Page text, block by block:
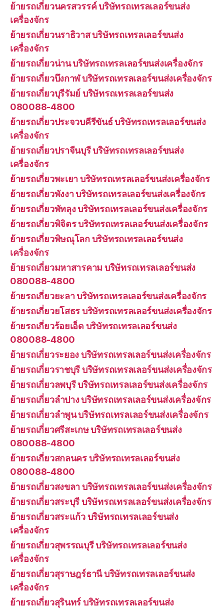
ย้ายรถเกี่ยวนครสวรรค์ บริษัทรถเทรลเลอร์ขนส่ง
เครื่องจักร
ย้ายรถเกี่ยวนราธิวาส บริษัทรถเทรลเลอร์ขนส่ง
เครื่องจักร
ย้ายรถเกี่ยวน่าน บริษัทรถเทรลเลอร์ขนส่งเครื่องจักร
ย้ายรถเกี่ยวบึงกาฬ บริษัทรถเทรลเลอร์ขนส่งเครื่องจักร
ย้ายรถเกี่ยวบุรีรัมย์ บริษัทรถเทรลเลอร์ขนส่ง
080088-4800
ย้ายรถเกี่ยวประจวบคีรีขันธ์ บริษัทรถเทรลเลอร์ขนส่ง
เครื่องจักร
ย้ายรถเกี่ยวปราจีนบุรี บริษัทรถเทรลเลอร์ขนส่ง
เครื่องจักร
ย้ายรถเกี่ยวพะเยา บริษัทรถเทรลเลอร์ขนส่งเครื่องจักร
ย้ายรถเกี่ยวพังงา บริษัทรถเทรลเลอร์ขนส่งเครื่องจักร
ย้ายรถเกี่ยวพัทลุง บริษัทรถเทรลเลอร์ขนส่งเครื่องจักร
ย้ายรถเกี่ยวพิจิตร บริษัทรถเทรลเลอร์ขนส่งเครื่องจักร
ย้ายรถเกี่ยวพิษณุโลก บริษัทรถเทรลเลอร์ขนส่ง
เครื่องจักร
ย้ายรถเกี่ยวมหาสารคาม บริษัทรถเทรลเลอร์ขนส่ง
080088-4800
ย้ายรถเกี่ยวยะลา บริษัทรถเทรลเลอร์ขนส่งเครื่องจักร
ย้ายรถเกี่ยวยโสธร บริษัทรถเทรลเลอร์ขนส่งเครื่องจักร
ย้ายรถเกี่ยวร้อยเอ็ด บริษัทรถเทรลเลอร์ขนส่ง
080088-4800
ย้ายรถเกี่ยวระยอง บริษัทรถเทรลเลอร์ขนส่งเครื่องจักร
ย้ายรถเกี่ยวราชบุรี บริษัทรถเทรลเลอร์ขนส่งเครื่องจักร
ย้ายรถเกี่ยวลพบุรี บริษัทรถเทรลเลอร์ขนส่งเครื่องจักร
ย้ายรถเกี่ยวลำปาง บริษัทรถเทรลเลอร์ขนส่งเครื่องจักร
ย้ายรถเกี่ยวลำพูน บริษัทรถเทรลเลอร์ขนส่งเครื่องจักร
ย้ายรถเกี่ยวศรีสะเกษ บริษัทรถเทรลเลอร์ขนส่ง
080088-4800
ย้ายรถเกี่ยวสกลนคร บริษัทรถเทรลเลอร์ขนส่ง
080088-4800
ย้ายรถเกี่ยวสงขลา บริษัทรถเทรลเลอร์ขนส่งเครื่องจักร
ย้ายรถเกี่ยวสระบุรี บริษัทรถเทรลเลอร์ขนส่งเครื่องจักร
ย้ายรถเกี่ยวสระแก้ว บริษัทรถเทรลเลอร์ขนส่ง
เครื่องจักร
ย้ายรถเกี่ยวสุพรรณบุรี บริษัทรถเทรลเลอร์ขนส่ง
เครื่องจักร
ย้ายรถเกี่ยวสุราษฎร์ธานี บริษัทรถเทรลเลอร์ขนส่ง
เครื่องจักร
ย้ายรถเกี่ยวสุรินทร์ บริษัทรถเทรลเลอร์ขนส่ง